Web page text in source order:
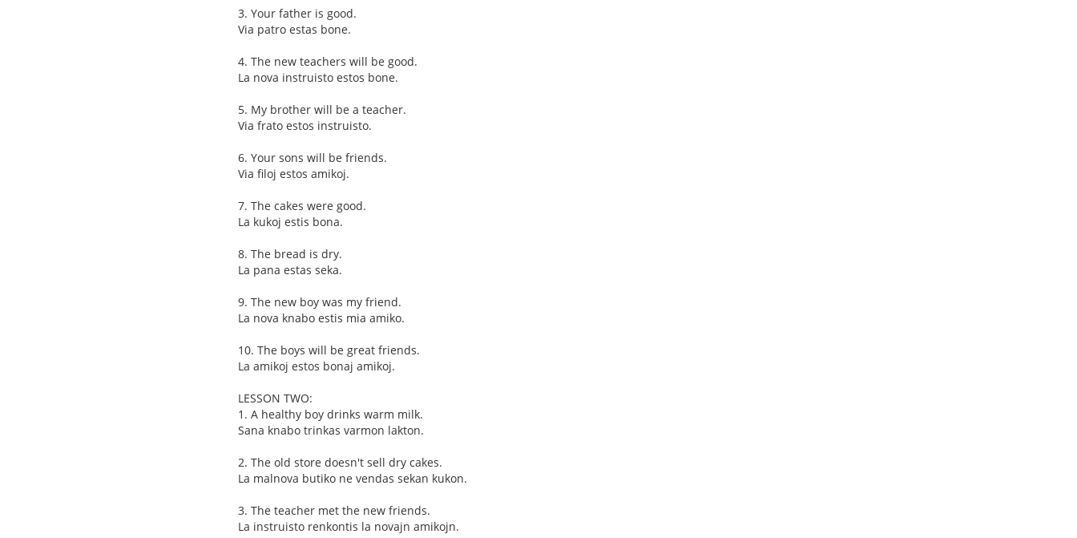
3. Your father is good.
Via patro estas bone.
4. The new teachers will be good.
La nova instruisto estos bone.
5. My brother will be a teacher.
Via frato estos instruisto.
6. Your sons will be friends.
Via filoj estos amikoj.
7. The cakes were good.
La kukoj estis bona.
8. The bread is dry.
La pana estas seka.
9. The new boy was my friend.
La nova knabo estis mia amiko.
10. The boys will be great friends.
La amikoj estos bonaj amikoj.
LESSON TWO:
1. A healthy boy drinks warm milk.
Sana knabo trinkas varmon lakton.
2. The old store doesn't sell dry cakes.
La malnova butiko ne vendas sekan kukon.
3. The teacher met the new friends.
La instruisto renkontis la novajn amikojn.